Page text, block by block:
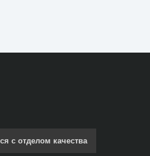
с отделом качества